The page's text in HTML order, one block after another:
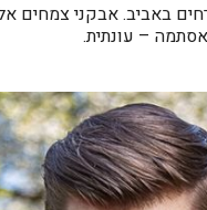
באביב. אבקני צמחים
אסתמה – עונתית.